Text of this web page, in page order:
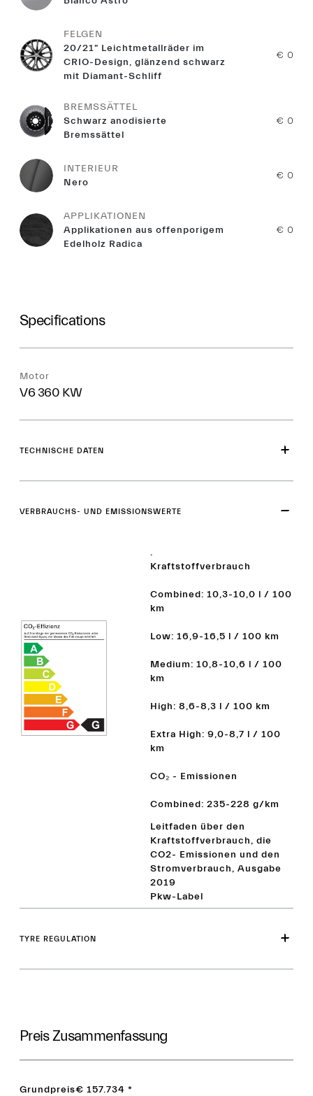
FELGEN
20/21" Leichtmetallräder im
CRIO-Design, glänzend schwarz
mit Diamant-Schliff
€ 0
BREMSSÄTTEL
Schwarz anodisierte
Bremssättel
€ 0
INTERIEUR
Nero
€ 0
APPLIKATIONEN
Applikationen aus offenporigem
Edelholz Radica
€ 0
Specifications
Motor
V6 360 KW
TECHNISCHE DATEN
VERBRAUCHS- UND EMISSIONSWERTE
.
Kraftstoffverbrauch
Combined: 10,3-10,0 l / 100
km
Low: 16,9-16,5 l / 100 km
Medium: 10,8-10,6 l / 100
km
High: 8,6-8,3 l / 100 km
Extra High: 9,0-8,7 l / 100
km
CO₂ - Emissionen
Combined: 235-228 g/km
Leitfaden über den
Kraftstoffverbrauch, die
CO2- Emissionen und den
Stromverbrauch, Ausgabe
2019
Pkw-Label
TYRE REGULATION
Preis Zusammenfassung
Grundpreis€ 157.734 *